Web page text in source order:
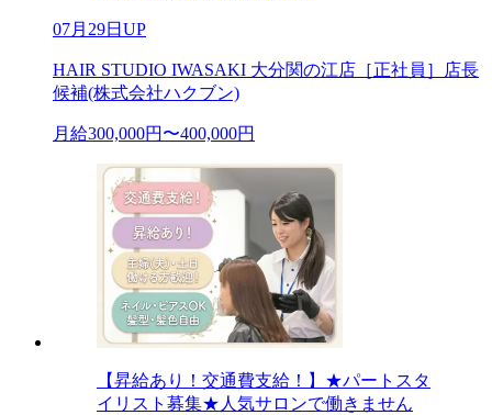
07月29日UP
HAIR STUDIO IWASAKI 大分関の江店［正社員］店長
候補(株式会社ハクブン)
月給300,000円〜400,000円
【昇給あり！交通費支給！】★パートスタ
イリスト募集★人気サロンで働きません